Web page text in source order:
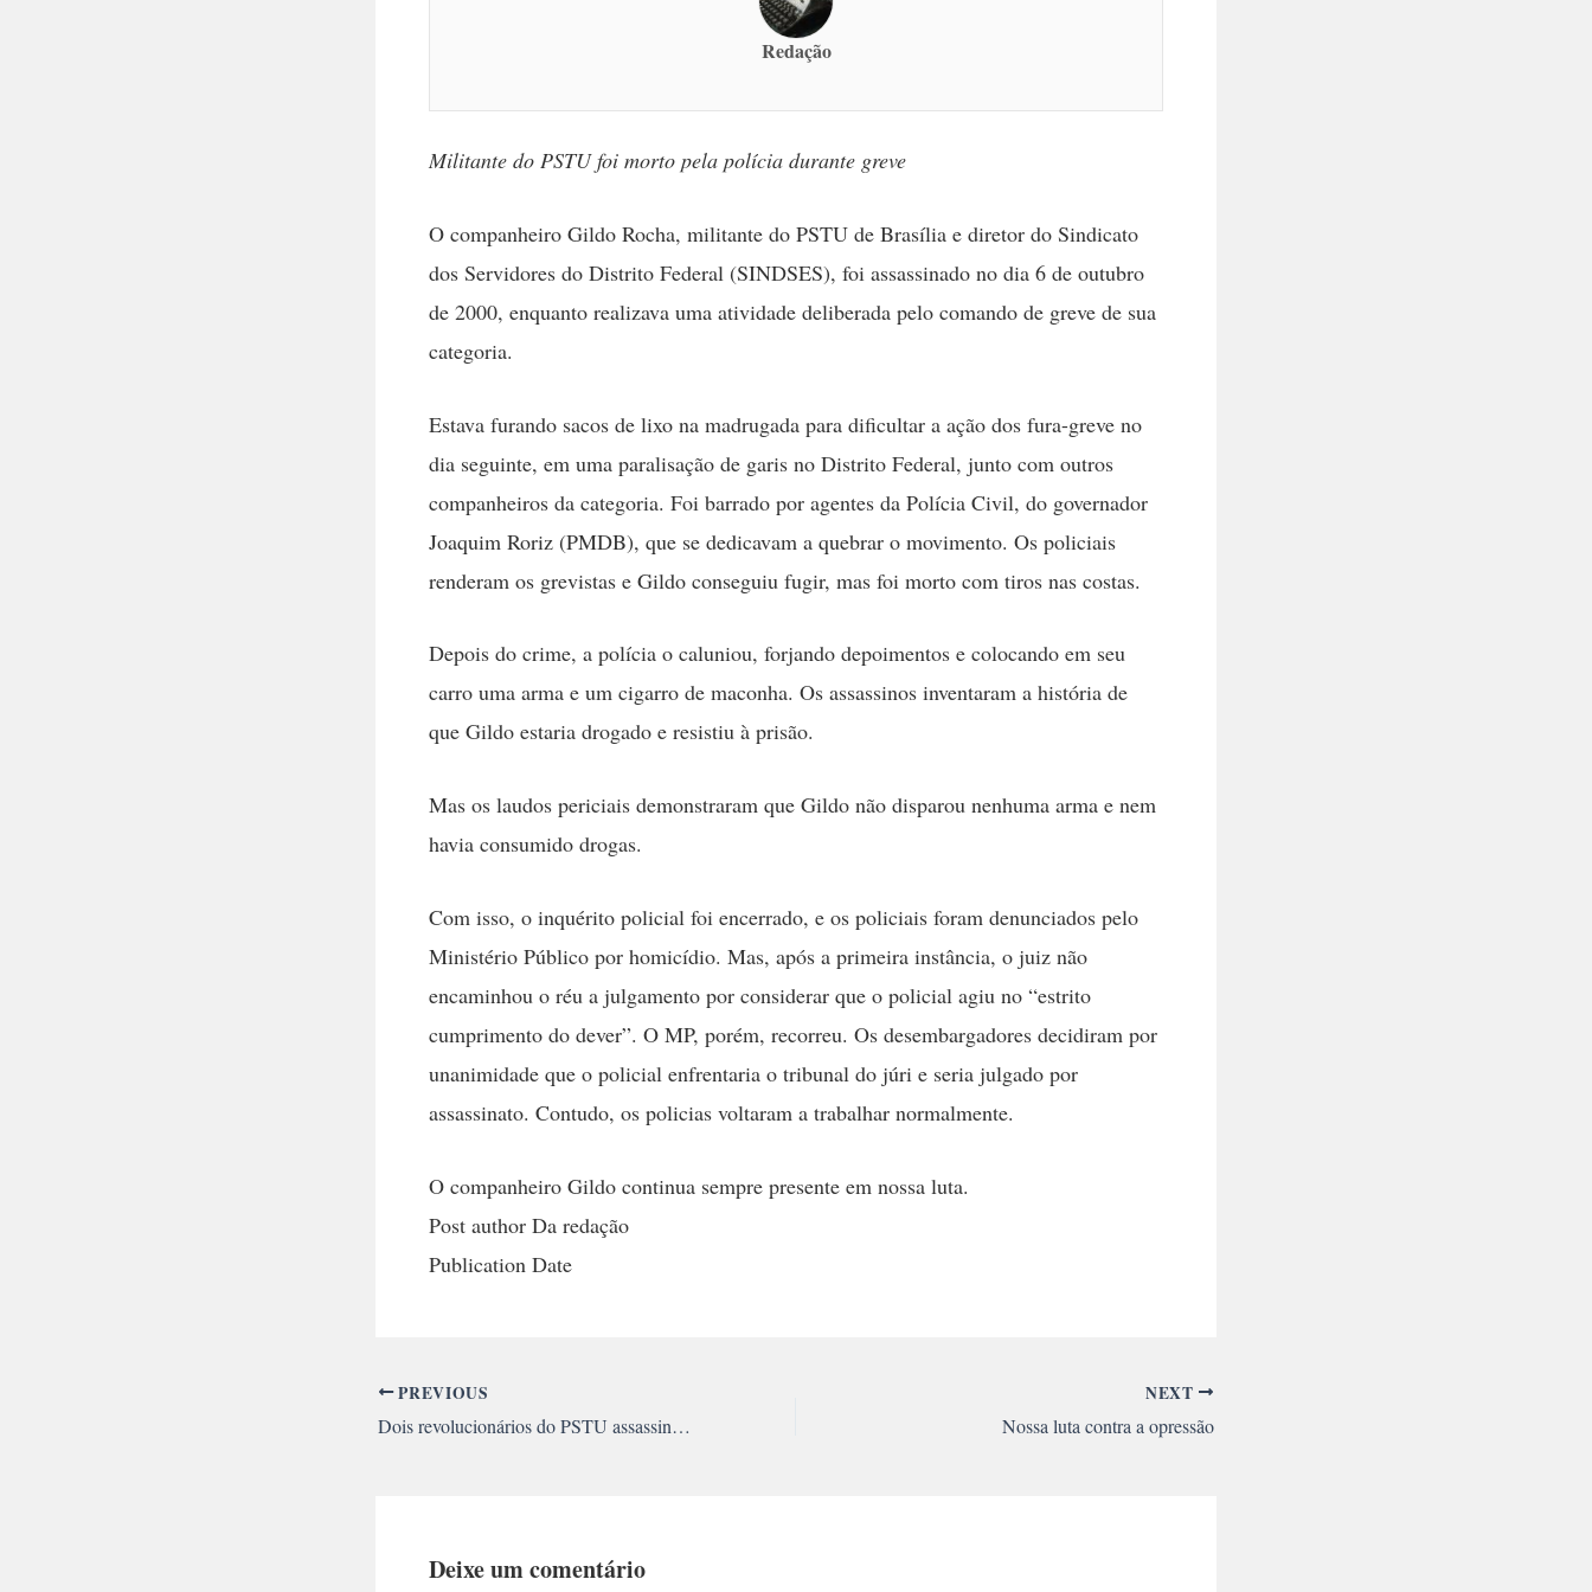
Redação
Militante do PSTU foi morto pela polícia durante greve
O companheiro Gildo Rocha, militante do PSTU de Brasília e diretor do Sindicato
dos Servidores do Distrito Federal (SINDSES), foi assassinado no dia 6 de outubro
de 2000, enquanto realizava uma atividade deliberada pelo comando de greve de sua
categoria.
Estava furando sacos de lixo na madrugada para dificultar a ação dos fura-greve no
dia seguinte, em uma paralisação de garis no Distrito Federal, junto com outros
companheiros da categoria. Foi barrado por agentes da Polícia Civil, do governador
Joaquim Roriz (PMDB), que se dedicavam a quebrar o movimento. Os policiais
renderam os grevistas e Gildo conseguiu fugir, mas foi morto com tiros nas costas.
Depois do crime, a polícia o caluniou, forjando depoimentos e colocando em seu
carro uma arma e um cigarro de maconha. Os assassinos inventaram a história de
que Gildo estaria drogado e resistiu à prisão.
Mas os laudos periciais demonstraram que Gildo não disparou nenhuma arma e nem
havia consumido drogas.
Com isso, o inquérito policial foi encerrado, e os policiais foram denunciados pelo
Ministério Público por homicídio. Mas, após a primeira instância, o juiz não
encaminhou o réu a julgamento por considerar que o policial agiu no “estrito
cumprimento do dever”. O MP, porém, recorreu. Os desembargadores decidiram por
unanimidade que o policial enfrentaria o tribunal do júri e seria julgado por
assassinato. Contudo, os policias voltaram a trabalhar normalmente.
O companheiro Gildo continua sempre presente em nossa luta.
Post author Da redação
Publication Date
PREVIOUS
Dois revolucionários do PSTU assassinados pela burguesia
NEXT
Nossa luta contra a opressão
Deixe um comentário